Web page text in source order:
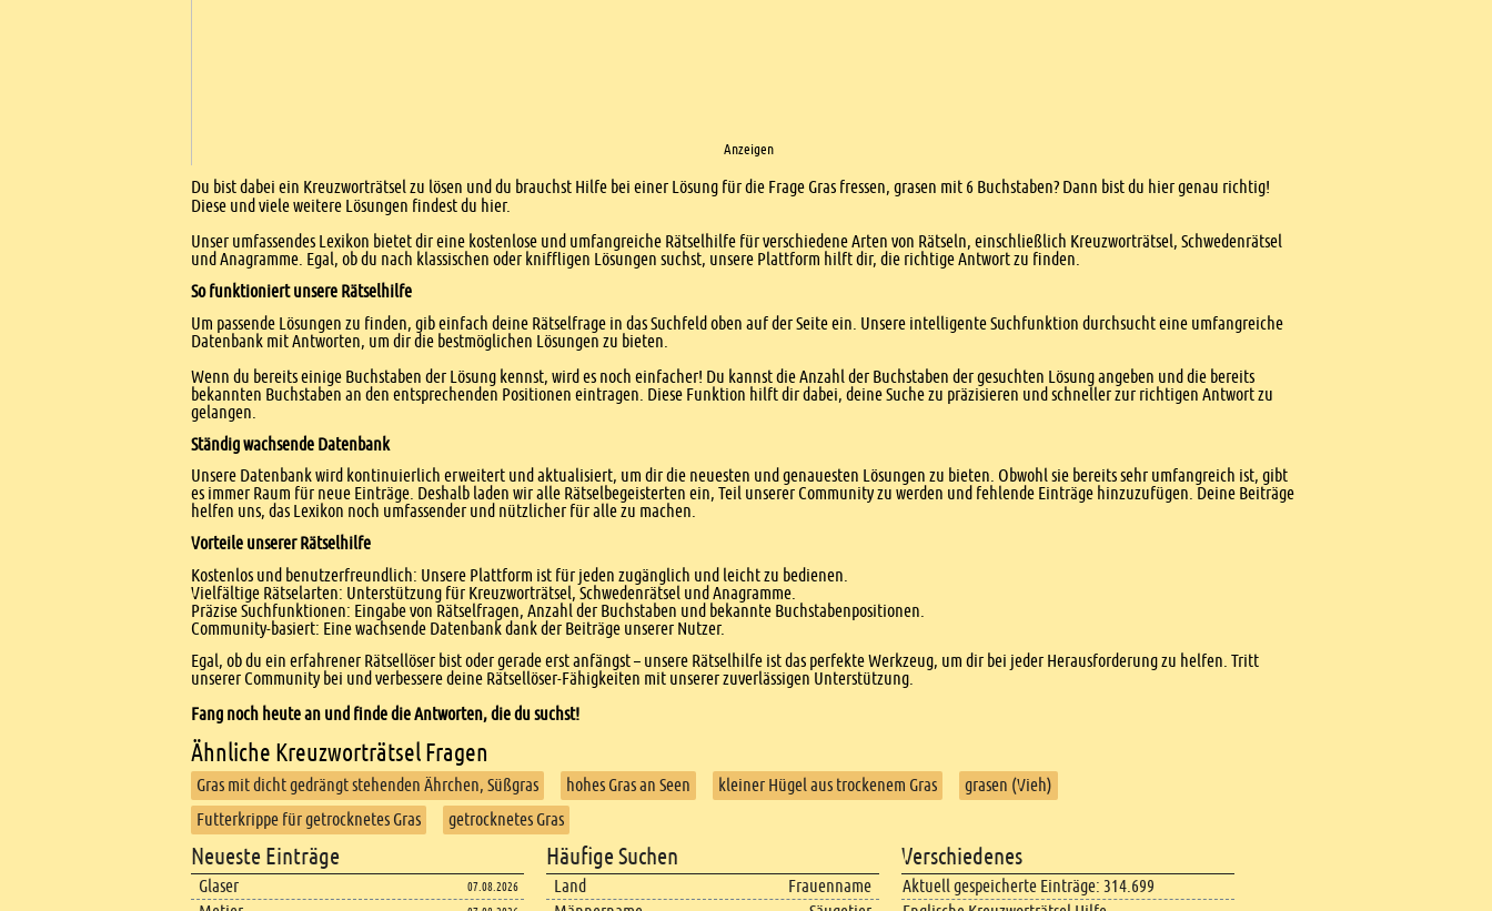
Anzeigen
Einleitung
Du bist dabei ein Kreuzworträtsel zu lösen und du brauchst Hilfe bei einer Lösung für die Frage Gras fressen, grasen mit 6 Buchstaben? Dann bist du hier genau richtig!
Diese und viele weitere Lösungen findest du hier.
Unser umfassendes Lexikon bietet dir eine kostenlose und umfangreiche Rätselhilfe für verschiedene Arten von Rätseln, einschließlich Kreuzworträtsel, Schwedenrätsel
und Anagramme. Egal, ob du nach klassischen oder kniffligen Lösungen suchst, unsere Plattform hilft dir, die richtige Antwort zu finden.
So funktioniert unsere Rätselhilfe
Um passende Lösungen zu finden, gib einfach deine Rätselfrage in das Suchfeld oben auf der Seite ein. Unsere intelligente Suchfunktion durchsucht eine umfangreiche
Datenbank mit Antworten, um dir die bestmöglichen Lösungen zu bieten.
Wenn du bereits einige Buchstaben der Lösung kennst, wird es noch einfacher! Du kannst die Anzahl der Buchstaben der gesuchten Lösung angeben und die bereits
bekannten Buchstaben an den entsprechenden Positionen eintragen. Diese Funktion hilft dir dabei, deine Suche zu präzisieren und schneller zur richtigen Antwort zu
gelangen.
Ständig wachsende Datenbank
Unsere Datenbank wird kontinuierlich erweitert und aktualisiert, um dir die neuesten und genauesten Lösungen zu bieten. Obwohl sie bereits sehr umfangreich ist, gibt
es immer Raum für neue Einträge. Deshalb laden wir alle Rätselbegeisterten ein, Teil unserer Community zu werden und fehlende Einträge hinzuzufügen. Deine Beiträge
helfen uns, das Lexikon noch umfassender und nützlicher für alle zu machen.
Vorteile unserer Rätselhilfe
Kostenlos und benutzerfreundlich: Unsere Plattform ist für jeden zugänglich und leicht zu bedienen.
Vielfältige Rätselarten: Unterstützung für Kreuzworträtsel, Schwedenrätsel und Anagramme.
Präzise Suchfunktionen: Eingabe von Rätselfragen, Anzahl der Buchstaben und bekannte Buchstabenpositionen.
Community-basiert: Eine wachsende Datenbank dank der Beiträge unserer Nutzer.
Egal, ob du ein erfahrener Rätsellöser bist oder gerade erst anfängst – unsere Rätselhilfe ist das perfekte Werkzeug, um dir bei jeder Herausforderung zu helfen. Tritt
unserer Community bei und verbessere deine Rätsellöser-Fähigkeiten mit unserer zuverlässigen Unterstützung.
Fang noch heute an und finde die Antworten, die du suchst!
Ähnliche Kreuzworträtsel Fragen
Gras mit dicht gedrängt stehenden Ährchen, Süßgras hohes Gras an Seen kleiner Hügel aus trockenem Gras
grasen (Vieh)
Futterkrippe für getrocknetes Gras
getrocknetes Gras
Footer content
Neueste Einträge
Glaser 07.08.2026
Häufige Suchen
Land
Frauenname
Verschiedenes
Aktuell gespeicherte Einträge: 314.699